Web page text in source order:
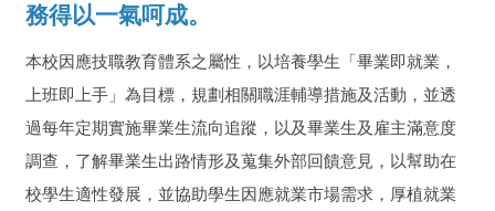
務得以一氣呵成。
本校因應技職教育體系之屬性，以培養學生「畢業即就業，
上班即上手」為目標，規劃相關職涯輔導措施及活動，並透
過每年定期實施畢業生流向追蹤，以及畢業生及雇主滿意度
調查，了解畢業生出路情形及蒐集外部回饋意見，以幫助在
校學生適性發展，並協助學生因應就業市場需求，厚植就業